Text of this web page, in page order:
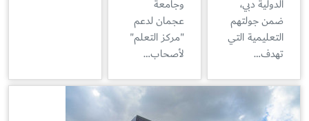
الدولية دبي،
ضمن جولتهم
التعليمية التي
تهدف…
وجامعة
عجمان لدعم
"مركز التعلم"
لأصحاب…